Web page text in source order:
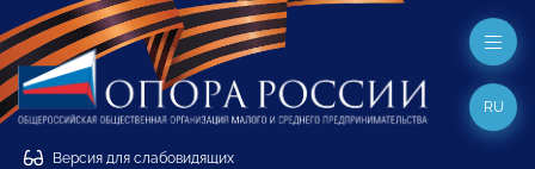
Версия для слабовидящих
RU